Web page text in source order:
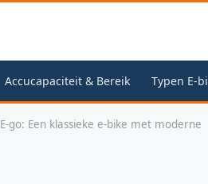
Accucapaciteit & Bereik Typen E-
go: Een klassieke e-bike met moderne